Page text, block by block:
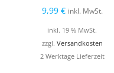
9,99 € inkl. MwSt.
inkl. 19 % MwSt.
zzgl. Versandkosten
2 Werktage Lieferzeit